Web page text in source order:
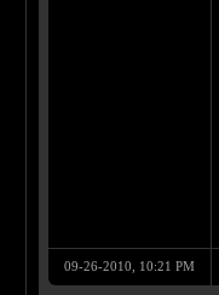
09-26-2010, 10:21 PM